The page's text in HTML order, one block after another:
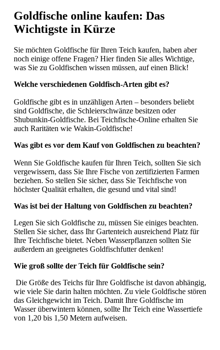
Goldfische online kaufen: Das
Wichtigste in Kürze
Sie möchten Goldfische für Ihren Teich kaufen, haben aber
noch einige offene Fragen? Hier finden Sie alles Wichtige,
was Sie zu Goldfischen wissen müssen, auf einen Blick!
Welche verschiedenen Goldfisch-Arten gibt es?
Goldfische gibt es in unzähligen Arten – besonders beliebt
sind Goldfische, die Schleierschwänze besitzen oder
Shubunkin-Goldfische. Bei Teichfische-Online erhalten Sie
auch Raritäten wie Wakin-Goldfische!
Was gibt es vor dem Kauf von Goldfischen zu beachten?
Wenn Sie Goldfische kaufen für Ihren Teich, sollten Sie sich
vergewissern, dass Sie Ihre Fische von zertifizierten Farmen
beziehen. So stellen Sie sicher, dass Sie Teichfische von
höchster Qualität erhalten, die gesund und vital sind!
Was ist bei der Haltung von Goldfischen zu beachten?
Legen Sie sich Goldfische zu, müssen Sie einiges beachten.
Stellen Sie sicher, dass Ihr Gartenteich ausreichend Platz für
Ihre Teichfische bietet. Neben Wasserpflanzen sollten Sie
außerdem an geeignetes Goldfischfutterdenken!
Wie groß sollte der Teich für Goldfische sein?
Die Größe des Teichs für Ihre Goldfische ist davon abhängig,
wie viele Sie darin halten möchten. Zu viele Goldfische stören
das Gleichgewicht im Teich. Damit Ihre Goldfische im
Wasser überwintern können, sollte Ihr Teich eine Wassertiefe
von 1,20 bis 1,50 Metern aufweisen.